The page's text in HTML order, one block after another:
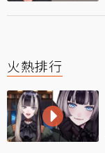
火熱排行